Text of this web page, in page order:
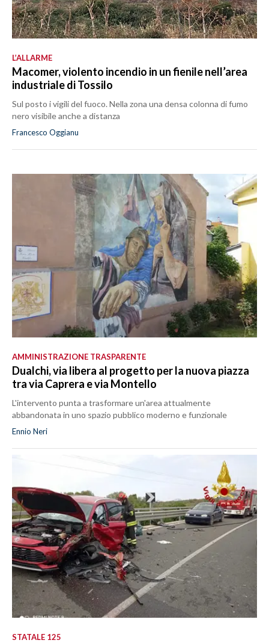
L’ALLARME
Macomer, violento incendio in un fienile nell’area
industriale di Tossilo
Sul posto i vigili del fuoco. Nella zona una densa colonna di fumo
nero visibile anche a distanza
Francesco Oggianu
AMMINISTRAZIONE TRASPARENTE
Dualchi, via libera al progetto per la nuova piazza
tra via Caprera e via Montello
L'intervento punta a trasformare un'area attualmente
abbandonata in uno spazio pubblico moderno e funzionale
Ennio Neri
STATALE 125